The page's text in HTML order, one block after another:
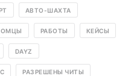
АВТО-ШАХТА
РАБОТЫ КЕЙСЫ
DAYZ
РАЗРЕШЕНЫ ЧИТЫ